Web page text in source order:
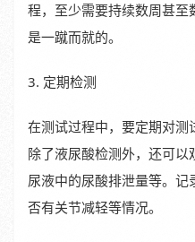
程，至少需要持续数周甚
是一蹴而就的。
3. 定期检测
在测试过程中，要定期对测
除了液尿酸检测外，还可
尿液中的尿酸排泄量等。
否有关节减轻等情况。